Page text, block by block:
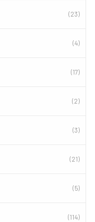
(23)
(4)
(17)
(2)
(3)
(21)
(5)
(114)